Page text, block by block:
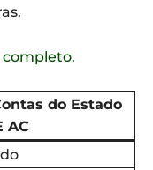
do Estado
AC